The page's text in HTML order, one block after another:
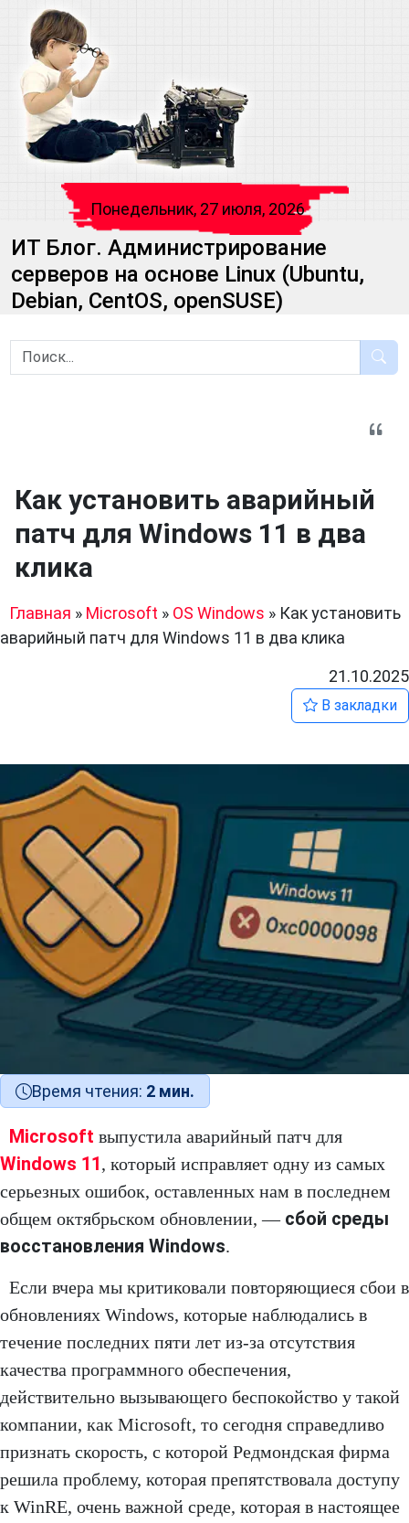
Понедельник, 27 июля, 2026
ИТ Блог. Администрирование
серверов на основе Linux (Ubuntu,
Debian, CentOS, openSUSE)
Как установить аварийный
патч для Windows 11 в два
клика
Главная » Microsoft » OS Windows » Как установить
аварийный патч для Windows 11 в два клика
21.10.2025
В закладки
Время чтения: 2 мин.
Microsoft выпустила аварийный патч для
Windows 11, который исправляет одну из самых
серьезных ошибок, оставленных нам в последнем
общем октябрьском обновлении, — сбой среды
восстановления Windows.
Если вчера мы критиковали повторяющиеся сбои в
обновлениях Windows, которые наблюдались в
течение последних пяти лет из-за отсутствия
качества программного обеспечения,
действительно вызывающего беспокойство у такой
компании, как Microsoft, то сегодня справедливо
признать скорость, с которой Редмондская фирма
решила проблему, которая препятствовала доступу
к WinRE, очень важной среде, которая в настоящее